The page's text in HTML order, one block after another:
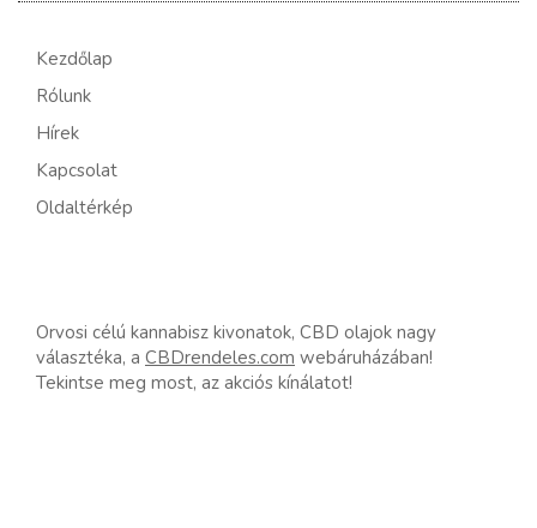
Kezdőlap
Rólunk
Hírek
Kapcsolat
Oldaltérkép
Orvosi célú kannabisz kivonatok, CBD olajok nagy
választéka, a CBDrendeles.com webáruházában!
Tekintse meg most, az akciós kínálatot!